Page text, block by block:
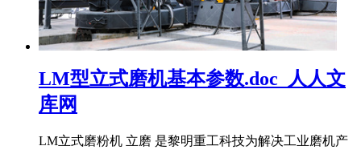
LM型立式磨机基本参数.doc_人人文
库网
LM立式磨粉机 立磨 是黎明重工科技为解决工业磨机产